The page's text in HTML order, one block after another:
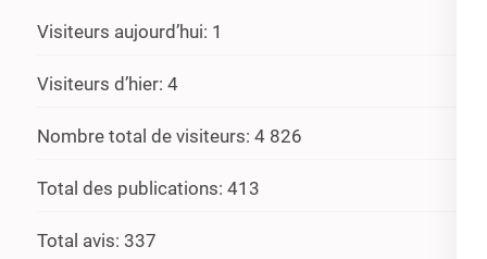
Visiteurs aujourd’hui: 1
Visiteurs d’hier: 4
Nombre total de visiteurs: 4 826
Total des publications: 413
Total avis: 337